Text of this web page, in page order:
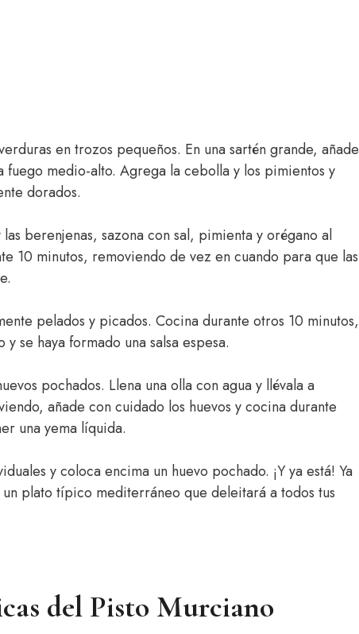
en trozos pequeños. En una sartén grande, añade
medio-alto. Agrega la cebolla y los pimientos y
dorados.
berenjenas, sazona con sal, pimienta y orégano al
10 minutos, removiendo de vez en cuando para que las
pelados y picados. Cocina durante otros 10 minutos,
se haya formado una salsa espesa.
pochados. Llena una olla con agua y llévala a
añade con cuidado los huevos y cocina durante
una yema líquida.
y coloca encima un huevo pochado. ¡Y ya está! Ya
plato típico mediterráneo que deleitará a todos tus
del Pisto Murciano